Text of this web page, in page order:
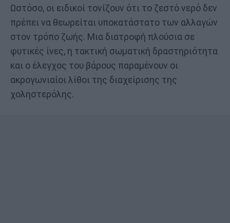
Ωστόσο, οι ειδικοί τονίζουν ότι το ζεστό νερό δεν
πρέπει να θεωρείται υποκατάστατο των αλλαγών
στον τρόπο ζωής. Μια διατροφή πλούσια σε
φυτικές ίνες, η τακτική σωματική δραστηριότητα
και ο έλεγχος του βάρους παραμένουν οι
ακρογωνιαίοι λίθοι της διαχείρισης της
χοληστερόλης.